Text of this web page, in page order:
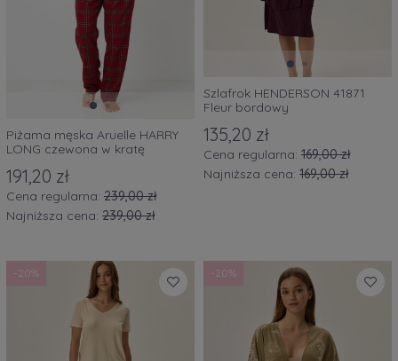
Piżama męska Aruelle HARRY
LONG czewona w kratę
191,20 zł
Cena regularna: 239,00 zł
Najniższa cena: 239,00 zł
Szlafrok HENDERSON 41871
Fleur bordowy
135,20 zł
Cena regularna: 169,00 zł
Najniższa cena: 169,00 zł
-20% -20%